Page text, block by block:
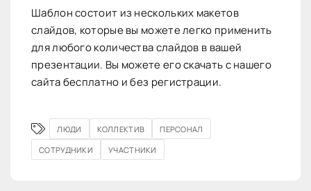
Шаблон состоит из нескольких макетов
слайдов, которые вы можете легко применить
для любого количества слайдов в вашей
презентации. Вы можете его скачать с нашего
сайта бесплатно и без регистрации.
ЛЮДИ КОЛЛЕКТИВ
ПЕРСОНАЛ
СОТРУДНИКИ
УЧАСТНИКИ